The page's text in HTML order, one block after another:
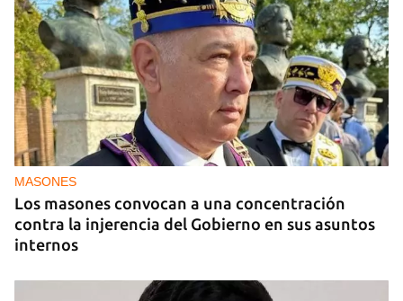
MIAMI
La hija de un diplomático castrista expulsado de
EE UU en 2003 está bajo custodia del ICE
MASONES
Los masones convocan a una concentración
contra la injerencia del Gobierno en sus asuntos
internos